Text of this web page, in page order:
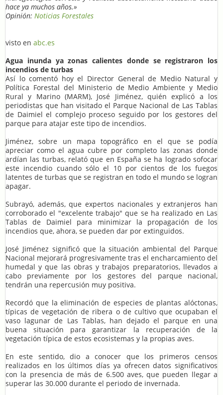
hace ya muchos años.»
Opinión: Noticias Forestales
visto en abc.es
Agua inunda ya zonas calientes donde se registraron los
incendios de turbas
Así lo comentó hoy el Director General de Medio Natural y
Política Forestal del Ministerio de Medio Ambiente y Medio
Rural y Marino (MARM), José Jiménez, quién explicó a los
periodistas que han visitado el Parque Nacional de Las Tablas
de Daimiel el complejo proceso seguido por los gestores del
parque para atajar este tipo de incendios.
Jiménez, sobre un mapa topográfico en el que se podía
apreciar como el agua cubre por completo las zonas donde
ardían las turbas, relató que en España se ha logrado sofocar
este incendio cuando sólo el 10 por cientos de los fuegos
latentes de turbas que se registran en todo el mundo se logran
apagar.
Subrayó, además, que expertos nacionales y extranjeros han
corroborado el "excelente trabajo" que se ha realizado en Las
Tablas de Daimiel para minimizar la propagación de los
incendios que, ahora, se pueden dar por extinguidos.
José Jiménez significó que la situación ambiental del Parque
Nacional mejorará progresivamente tras el encharcamiento del
humedal y que las obras y trabajos preparatorios, llevados a
cabo previamente por los gestores del parque nacional,
tendrán una repercusión muy positiva.
Recordó que la eliminación de especies de plantas alóctonas,
típicas de vegetación de ribera o de cultivo que ocupaban el
vaso lagunar de Las Tablas, han dejado el parque en una
buena situación para garantizar la recuperación de la
vegetación típica de estos ecosistemas y la propias aves.
En este sentido, dio a conocer que los primeros censos
realizados en los últimos días ya ofrecen datos significativos
con la presencia de más de 6.500 aves, que pueden llegar a
superar las 30.000 durante el periodo de invernada.